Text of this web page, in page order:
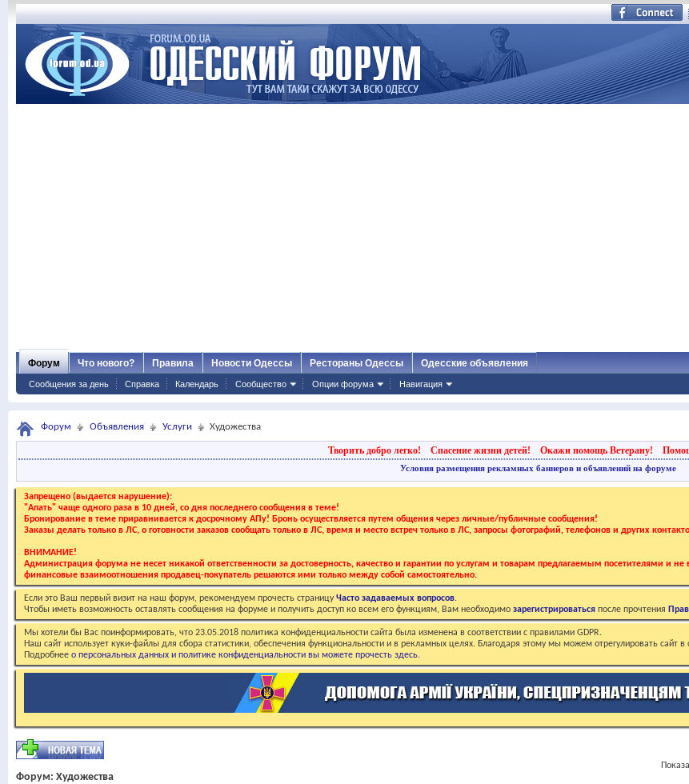
Форум
Сообщения за день Справка Календарь Сообщество Опции форума Навигация
Что нового? Правила Новости Одессы Рестораны Одессы Одесские объявления
Форум Объявления Услуги Художества
Творить добро легко! Спасение жизни детей! Окажи помощь Ветерану!
Условия размещения рекламных баннеров и объявлений на форуме
Запрещено (выдается нарушение):
"Апать" чаще одного раза в 10 дней, со дня последнего сообщения в теме!
Бронирование в теме приравнивается к досрочному АПу! Бронь осуществляется путем общения через личные/публичные сообщения!
Заказы делать только в ЛС, о готовности заказов сообщать только в ЛС, время и место встреч только в ЛС, запросы фотографий, телефонов и других
ВНИМАНИЕ!
Администрация форума не несет никакой ответственности за достоверность, качество и гарантии по услугам и товарам предлагаемым посетителями и
финансовые взаимоотношения продавец-покупатель решаются ими только между собой самостоятельно.
Если это Ваш первый визит на наш форум, рекомендуем прочесть страницуЧасто задаваемых вопросов.
Чтобы иметь возможность оставлять сообщения на форуме и получить доступ ко всем его функциям, Вам необходимо зарегистрироваться после прочтения
Мы хотели бы Вас поинформировать, что 23.05.2018 политика конфиденциальности сайта была изменена в соответствии с правилами GDPR.
Наш сайт использует куки-файлы для сбора статистики, обеспечения функциональности и в рекламных целях. Благодаря этому мы можем отрегулировать сайт
Подробнее о персональных данных и политике конфиденциальности вы можете прочесть здесь.
Форум: Художества